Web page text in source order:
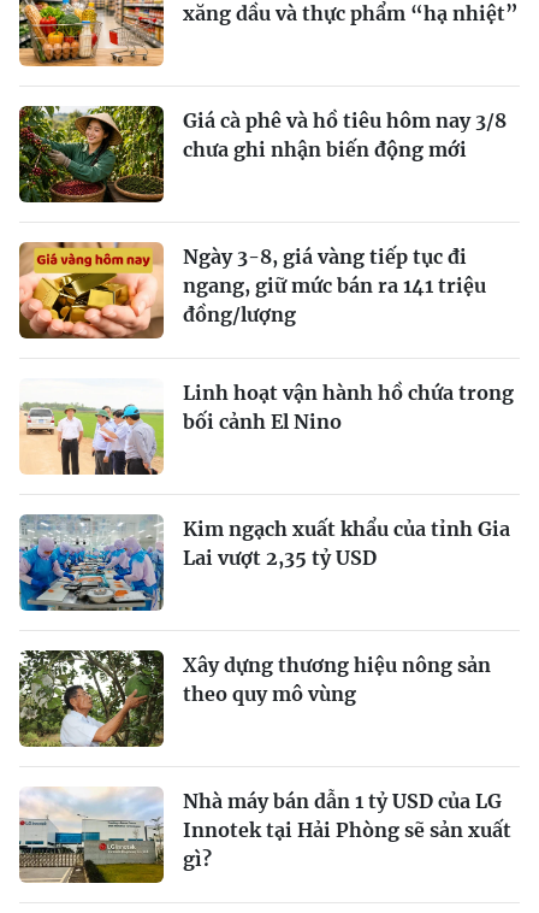
xăng dầu và thực phẩm “hạ nhiệt”
Giá cà phê và hồ tiêu hôm nay 3/8
chưa ghi nhận biến động mới
Ngày 3-8, giá vàng tiếp tục đi
ngang, giữ mức bán ra 141 triệu
đồng/lượng
Linh hoạt vận hành hồ chứa trong
bối cảnh El Nino
Kim ngạch xuất khẩu của tỉnh Gia
Lai vượt 2,35 tỷ USD
Xây dựng thương hiệu nông sản
theo quy mô vùng
Nhà máy bán dẫn 1 tỷ USD của LG
Innotek tại Hải Phòng sẽ sản xuất
gì?